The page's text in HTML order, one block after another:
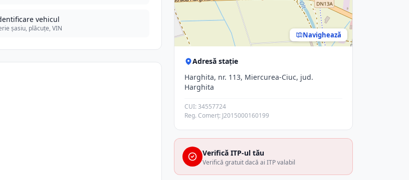
vehicul
șasiu, plăcuțe, VIN
Navighează
Adresă stație
Harghita, nr. 113, Miercurea-Ciuc, jud.
Harghita
CUI: 34557724
Reg. Comerț: J2015000160199
Verifică ITP-ul tău
Verifică gratuit dacă ai ITP valabil